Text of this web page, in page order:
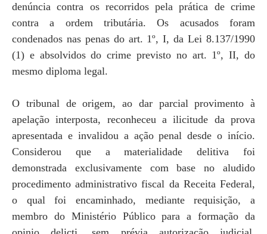
denúncia contra os recorridos pela prática de crime
contra a ordem tributária. Os acusados foram
condenados nas penas do art. 1º, I, da Lei 8.137/1990
(1) e absolvidos do crime previsto no art. 1º, II, do
mesmo diploma legal.
O tribunal de origem, ao dar parcial provimento à
apelação interposta, reconheceu a ilicitude da prova
apresentada e invalidou a ação penal desde o início.
Considerou que a materialidade delitiva foi
demonstrada exclusivamente com base no aludido
procedimento administrativo fiscal da Receita Federal,
o qual foi encaminhado, mediante requisição, a
membro do Ministério Público para a formação da